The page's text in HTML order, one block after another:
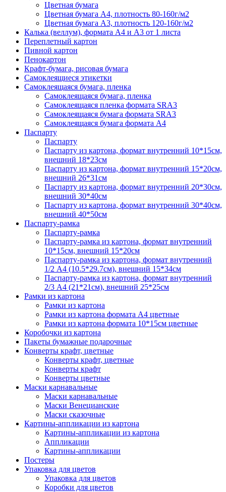
Цветная бумага
Цветная бумага А4, плотность 80-160г/м2
Цветная бумага А3, плотность 120-160г/м2
Калька (веллум), формата А4 и А3 от 1 листа
Переплетный картон
Пивной картон
Пенокартон
Крафт-бумага, рисовая бумага
Самоклеящиеся этикетки
Самоклеящаяся бумага, пленка
Самоклеящаяся бумага, пленка
Самоклеящаяся пленка формата SRА3
Самоклеящаяся бумага формата SRА3
Самоклеящаяся бумага формата А4
Паспарту
Паспарту
Паспарту из картона, формат внутренний 10*15см,
внешний 18*23см
Паспарту из картона, формат внутренний 15*20см,
внешний 26*31см
Паспарту из картона, формат внутренний 20*30см,
внешний 30*40см
Паспарту из картона, формат внутренний 30*40см,
внешний 40*50см
Паспарту-рамка
Паспарту-рамка
Паспарту-рамка из картона, формат внутренний
10*15см, внешний 15*20см
Паспарту-рамка из картона, формат внутренний
1/2 А4 (10.5*29.7см), внешний 15*34см
Паспарту-рамка из картона, формат внутренний
2/3 А4 (21*21см), внешний 25*25см
Рамки из картона
Рамки из картона
Рамки из картона формата А4 цветные
Рамки из картона формата 10*15см цветные
Коробочки из картона
Пакеты бумажные подарочные
Конверты крафт, цветные
Конверты крафт, цветные
Конверты крафт
Конверты цветные
Маски карнавальные
Маски карнавальные
Маски Венецианские
Маски сказочные
Картины-аппликации из картона
Картины-аппликации из картона
Аппликации
Картины-аппликации
Постеры
Упаковка для цветов
Упаковка для цветов
Коробки для цветов